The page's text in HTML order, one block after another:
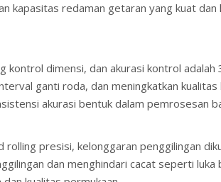
kapasitas redaman getaran yang kuat
kontrol dimensi, dan akurasi kontrol
ganti roda, dan meningkatkan
akurasi bentuk dalam pemrosesan
presisi, kelonggaran penggilingan
dan menghindari cacat seperti